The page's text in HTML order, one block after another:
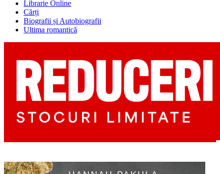
Librarie Online
Cărți
Biografii și Autobiografii
Ultima romantică